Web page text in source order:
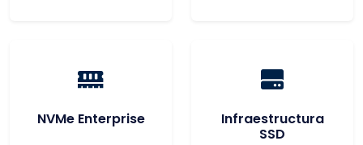
NVMe Enterprise
Infraestructura
SSD